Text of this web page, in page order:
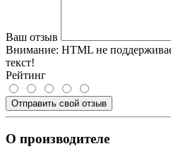
Ваш отзыв
Внимание: HTML не
текст!
Рейтинг
Отправить свой отзыв
О производителе